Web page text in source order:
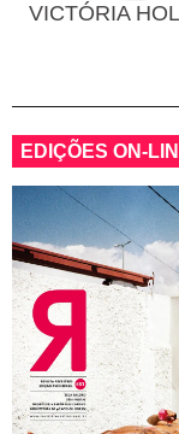
VICTÓRIA
EDIÇÕES ON-